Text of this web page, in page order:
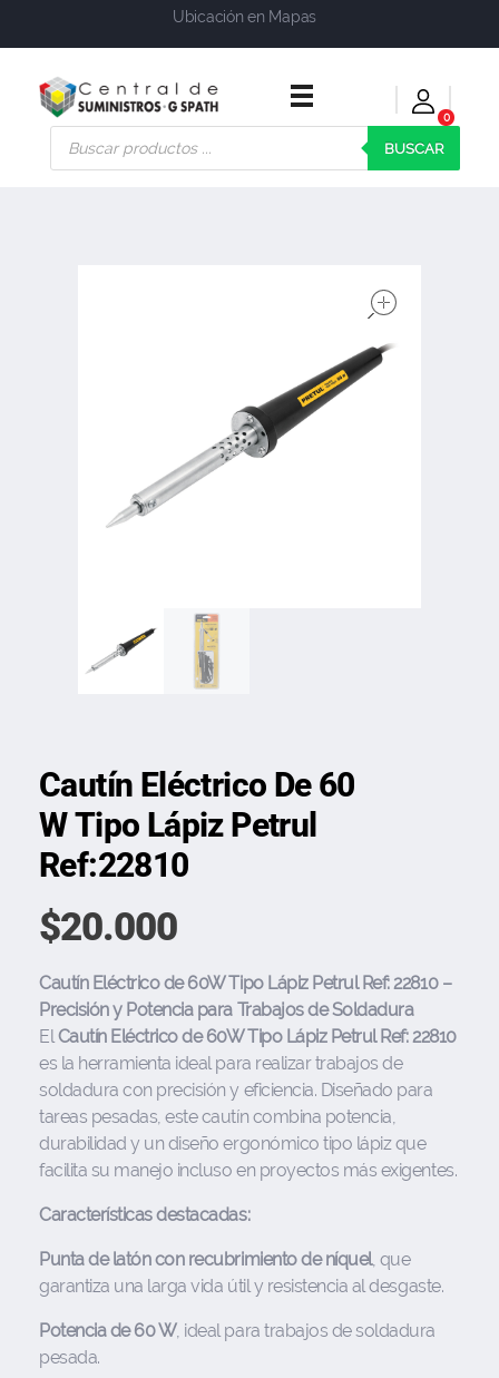
Ubicación en Mapas
Central de Suministros Gspath
Suministros y soluciones integrales para su empresa o negocio
0
BUSCAR
Cautín Eléctrico De 60
W Tipo Lápiz Petrul
Ref:22810
$20.000
Cautín Eléctrico de 60W Tipo Lápiz Petrul Ref: 22810 –
Precisión y Potencia para Trabajos de Soldadura
ElCautín Eléctrico de 60W Tipo Lápiz Petrul Ref: 22810
es la herramienta ideal para realizar trabajos de
soldadura con precisión y eficiencia. Diseñado para
tareas pesadas, este cautín combina potencia,
durabilidad y un diseño ergonómico tipo lápiz que
facilita su manejo incluso en proyectos más exigentes.
Características destacadas:
Punta de latón con recubrimiento de níquel, que
garantiza una larga vida útil y resistencia al desgaste.
Potencia de 60 W, ideal para trabajos de soldadura
pesada.